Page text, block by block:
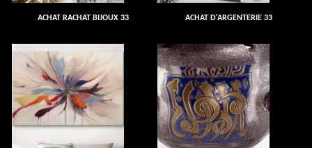
ACHAT RACHAT BIJOUX 33 ACHAT D'ARGENTERIE 33